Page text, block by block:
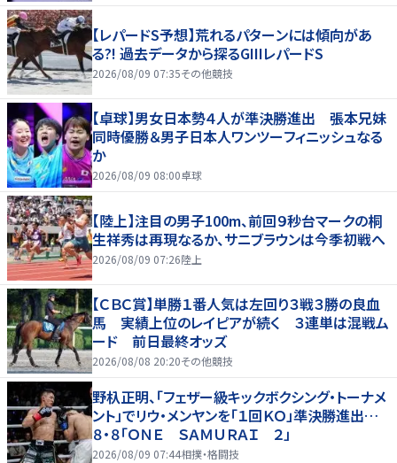
【レパードS予想】荒れるパターンには傾向があ
る?! 過去データから探るGIIIレパードS
2026/08/09 07:35その他競技
【卓球】男女日本勢４人が準決勝進出 張本兄妹
同時優勝＆男子日本人ワンツーフィニッシュなる
か
2026/08/09 08:00卓球
【陸上】注目の男子100m、前回９秒台マークの桐
生祥秀は再現なるか、サニブラウンは今季初戦へ
2026/08/09 07:26陸上
【ＣＢＣ賞】単勝１番人気は左回り３戦３勝の良血
馬 実績上位のレイピアが続く ３連単は混戦ム
ード 前日最終オッズ
2026/08/08 20:20その他競技
野杁正明、「フェザー級キックボクシング・トーナメ
ント」でリウ・メンヤンを「１回ＫＯ」準決勝進出…
８・８「ＯＮＥ ＳＡＭＵＲＡＩ ２」
2026/08/09 07:44相撲・格闘技